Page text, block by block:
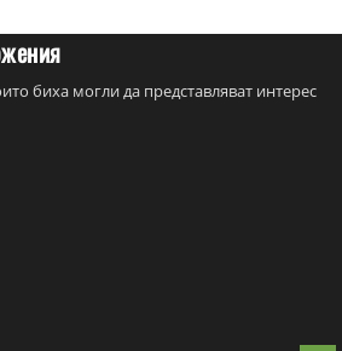
биха могли да представляват интерес